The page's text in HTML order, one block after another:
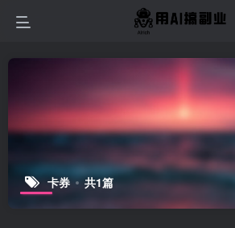
卡券 共1篇